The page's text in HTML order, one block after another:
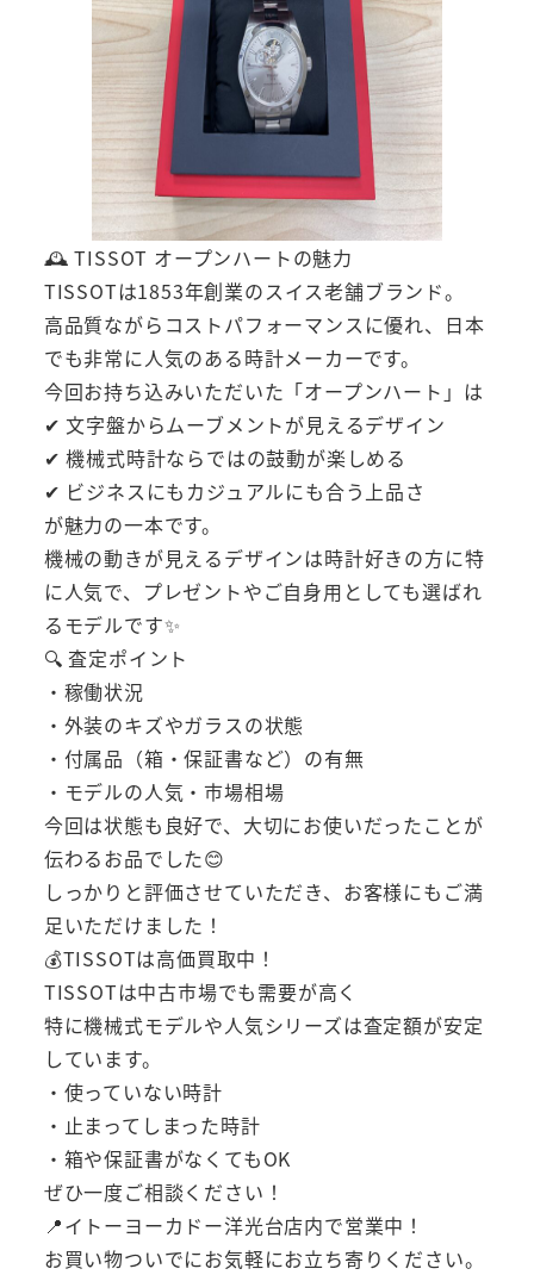
🕰 TISSOT オープンハートの魅力
TISSOTは1853年創業のスイス老舗ブランド。
高品質ながらコストパフォーマンスに優れ、日本
でも非常に人気のある時計メーカーです。
今回お持ち込みいただいた「オープンハート」は
✔ 文字盤からムーブメントが見えるデザイン
✔ 機械式時計ならではの鼓動が楽しめる
✔ ビジネスにもカジュアルにも合う上品さ
が魅力の一本です。
機械の動きが見えるデザインは時計好きの方に特
に人気で、プレゼントやご自身用としても選ばれ
るモデルです✨
🔍 査定ポイント
・稼働状況
・外装のキズやガラスの状態
・付属品（箱・保証書など）の有無
・モデルの人気・市場相場
今回は状態も良好で、大切にお使いだったことが
伝わるお品でした😊
しっかりと評価させていただき、お客様にもご満
足いただけました！
💰TISSOTは高価買取中！
TISSOTは中古市場でも需要が高く
特に機械式モデルや人気シリーズは査定額が安定
しています。
・使っていない時計
・止まってしまった時計
・箱や保証書がなくてもOK
ぜひ一度ご相談ください！
📍イトーヨーカドー洋光台店内で営業中！
お買い物ついでにお気軽にお立ち寄りください。